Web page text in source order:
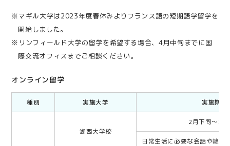
※マギル大学は2023年度春休みよりフランス語の短期語学留学を
開始しました。
※リンフィールド大学の留学を希望する場合、4月中旬までに国
際交流オフィスまでご相談ください。
オンライン留学
種別 実施大学 実施期間
湖西大学校
2月下旬～3月
日常生活に必要な会話や韓国